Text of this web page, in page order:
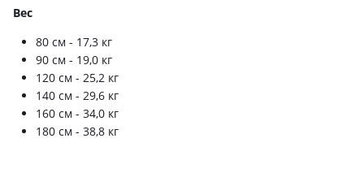
Вес
80 см - 17,3 кг
90 см - 19,0 кг
120 см - 25,2 кг
140 см - 29,6 кг
160 см - 34,0 кг
180 см - 38,8 кг